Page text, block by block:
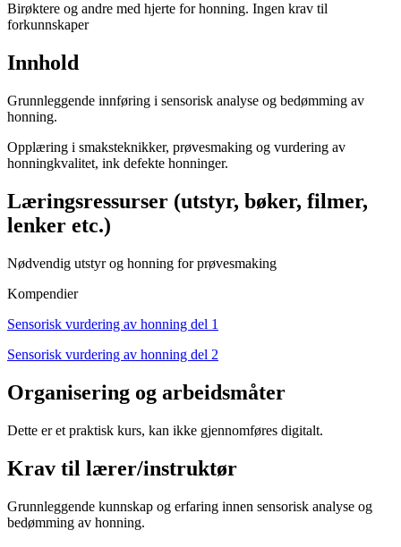
Birøktere og andre med hjerte for honning. Ingen krav til
forkunnskaper
Innhold
Grunnleggende innføring i sensorisk analyse og bedømming av
honning.
Opplæring i smaksteknikker, prøvesmaking og vurdering av
honningkvalitet, ink defekte honninger.
Læringsressurser (utstyr, bøker, filmer,
lenker etc.)
Nødvendig utstyr og honning for prøvesmaking
Kompendier
Sensorisk vurdering av honning del 1
Sensorisk vurdering av honning del 2
Organisering og arbeidsmåter
Dette er et praktisk kurs, kan ikke gjennomføres digitalt.
Krav til lærer/instruktør
Grunnleggende kunnskap og erfaring innen sensorisk analyse og
bedømming av honning.